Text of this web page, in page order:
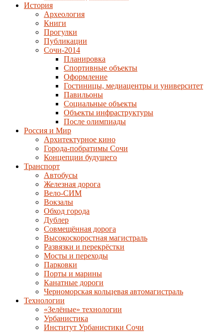
История
Археология
Книги
Прогулки
Публикации
Сочи-2014
Планировка
Спортивные объекты
Оформление
Гостиницы, медиацентры и университет
Павильоны
Социальные объекты
Объекты инфраструктуры
После олимпиады
Россия и Мир
Архитектурное кино
Города-побратимы Сочи
Концепции будущего
Транспорт
Автобусы
Железная дорога
Вело-СИМ
Вокзалы
Обход города
Дублер
Совмещённая дорога
Высокоскоростная магистраль
Развязки и перекрёстки
Мосты и переходы
Парковки
Порты и марины
Канатные дороги
Черноморская кольцевая автомагистраль
Технологии
«Зелёные» технологии
Урбанистика
Институт Урбанистики Сочи